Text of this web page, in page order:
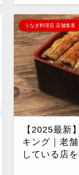
うなぎ料理店 店舗集客
【2025最新
キング｜老
している店